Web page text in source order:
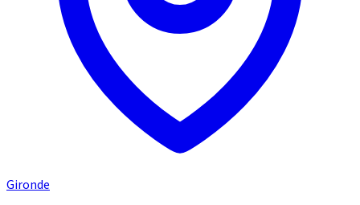
Gironde